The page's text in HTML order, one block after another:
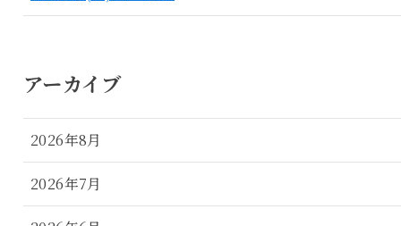
アーカイブ
2026年8月
2026年7月